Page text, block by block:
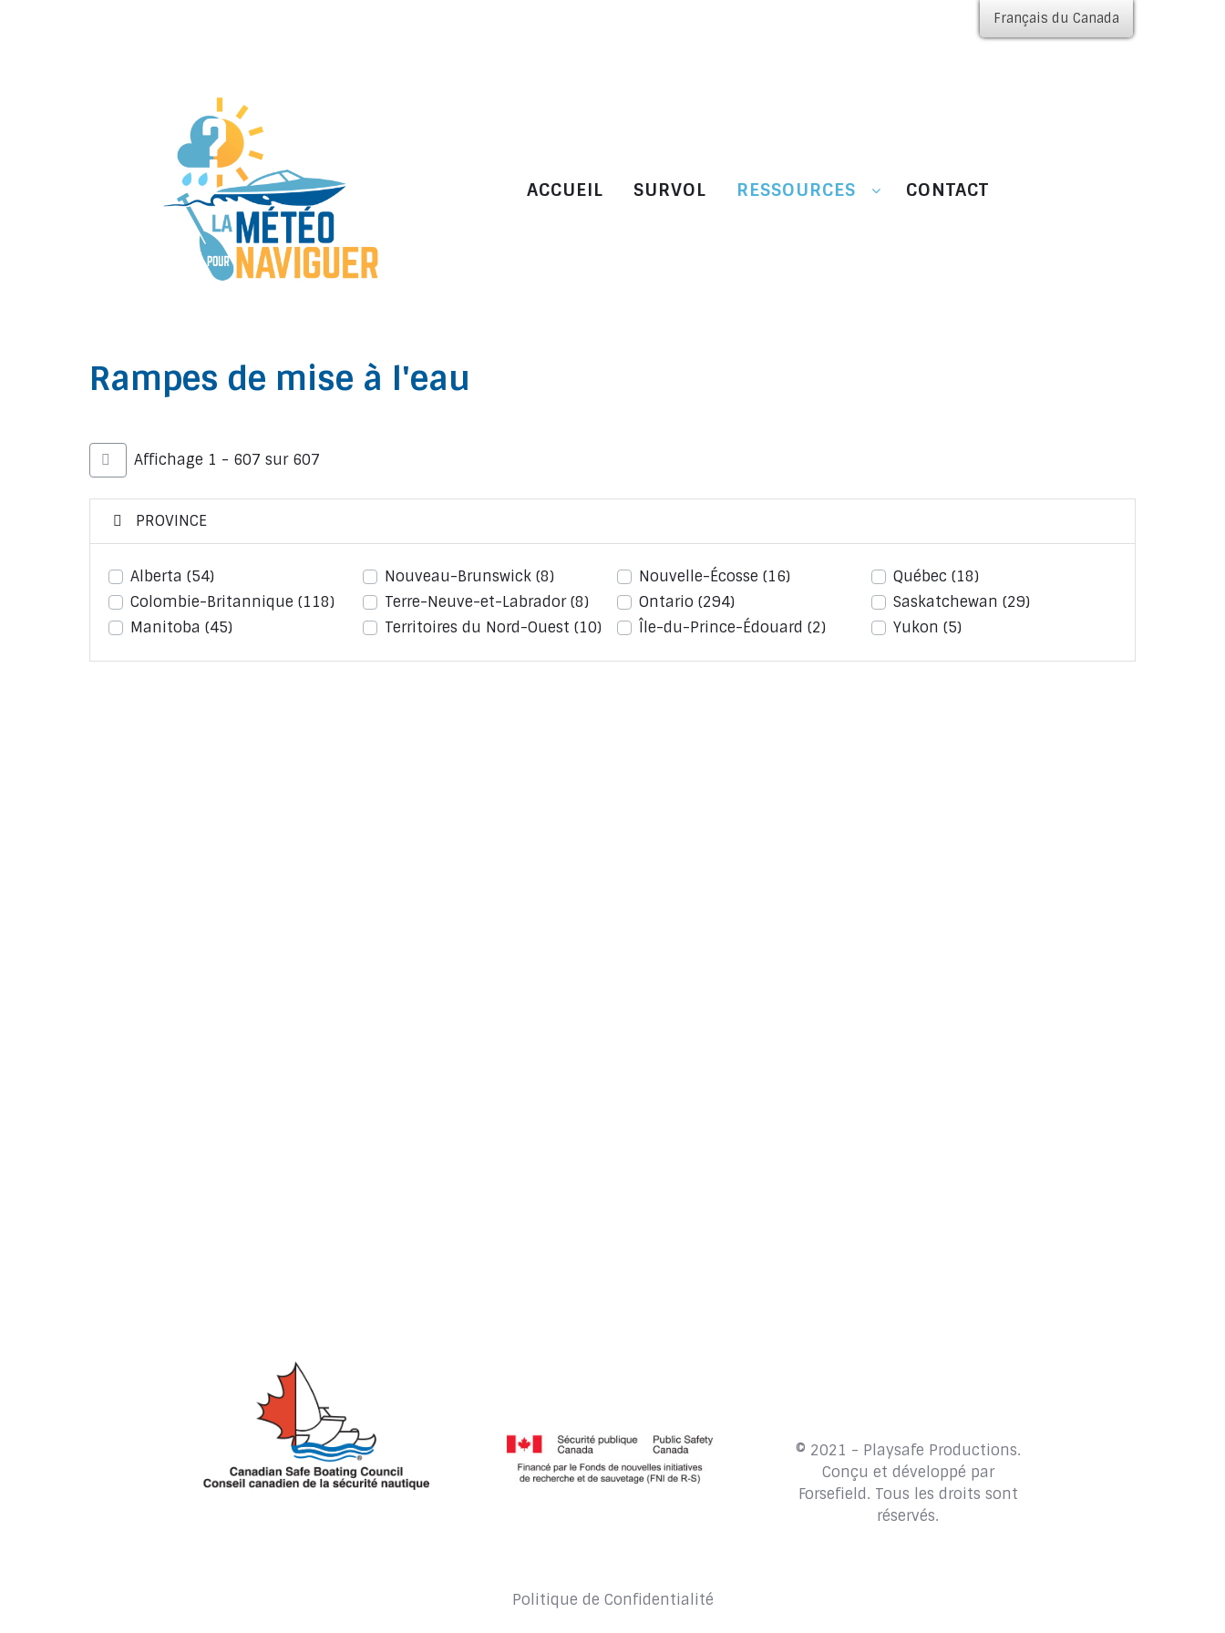
ACCUEIL SURVOL RESSOURCES CONTACT
Rampes de mise à l'eau
Affichage 1 - 607 sur 607
PROVINCE
Alberta (54)
Colombie-Britannique (118)
Manitoba (45)
Nouveau-Brunswick (8)
Terre-Neuve-et-Labrador(8)
Territoires du Nord-Ouest (10)
Nouvelle-Écosse (16)
Ontario (294)
Île-du-Prince-Édouard (2)
Québec (18)
Saskatchewan (29)
Yukon (5)
© 2021 - Playsafe Productions.
Conçu et développé par
Forsefield. Tous les droits sont
réservés.
Politique de Confidentialité
Français du Canada